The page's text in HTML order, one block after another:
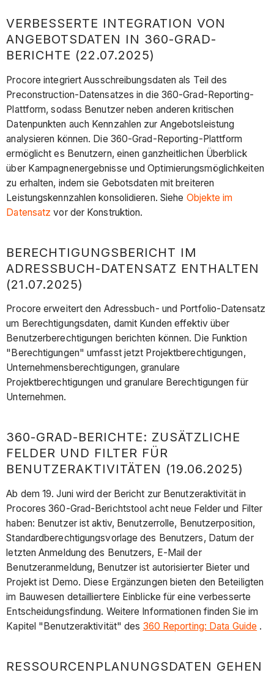
VERBESSERTE INTEGRATION VON
ANGEBOTSDATEN IN 360-GRAD-
BERICHTE (22.07.2025)
Procore integriert Ausschreibungsdaten als Teil des
Preconstruction-Datensatzes in die 360-Grad-Reporting-
Plattform, sodass Benutzer neben anderen kritischen
Datenpunkten auch Kennzahlen zur Angebotsleistung
analysieren können. Die 360-Grad-Reporting-Plattform
ermöglicht es Benutzern, einen ganzheitlichen Überblick
über Kampagnenergebnisse und Optimierungsmöglichkeiten
zu erhalten, indem sie Gebotsdaten mit breiteren
Leistungskennzahlen konsolidieren. Siehe Objekte im
Datensatz vor der Konstruktion.
BERECHTIGUNGSBERICHT IM
ADRESSBUCH-DATENSATZ ENTHALTEN
(21.07.2025)
Procore erweitert den Adressbuch- und Portfolio-Datensatz
um Berechtigungsdaten, damit Kunden effektiv über
Benutzerberechtigungen berichten können. Die Funktion
"Berechtigungen" umfasst jetzt Projektberechtigungen,
Unternehmensberechtigungen, granulare
Projektberechtigungen und granulare Berechtigungen für
Unternehmen.
360-GRAD-BERICHTE: ZUSÄTZLICHE
FELDER UND FILTER FÜR
BENUTZERAKTIVITÄTEN (19.06.2025)
Ab dem 19. Juni wird der Bericht zur Benutzeraktivität in
Procores 360-Grad-Berichtstool acht neue Felder und Filter
haben: Benutzer ist aktiv, Benutzerrolle, Benutzerposition,
Standardberechtigungsvorlage des Benutzers, Datum der
letzten Anmeldung des Benutzers, E-Mail der
Benutzeranmeldung, Benutzer ist autorisierter Bieter und
Projekt ist Demo. Diese Ergänzungen bieten den Beteiligten
im Bauwesen detailliertere Einblicke für eine verbesserte
Entscheidungsfindung. Weitere Informationen finden Sie im
Kapitel "Benutzeraktivität" des 360 Reporting: Data Guide .
RESSOURCENPLANUNGSDATEN GEHEN